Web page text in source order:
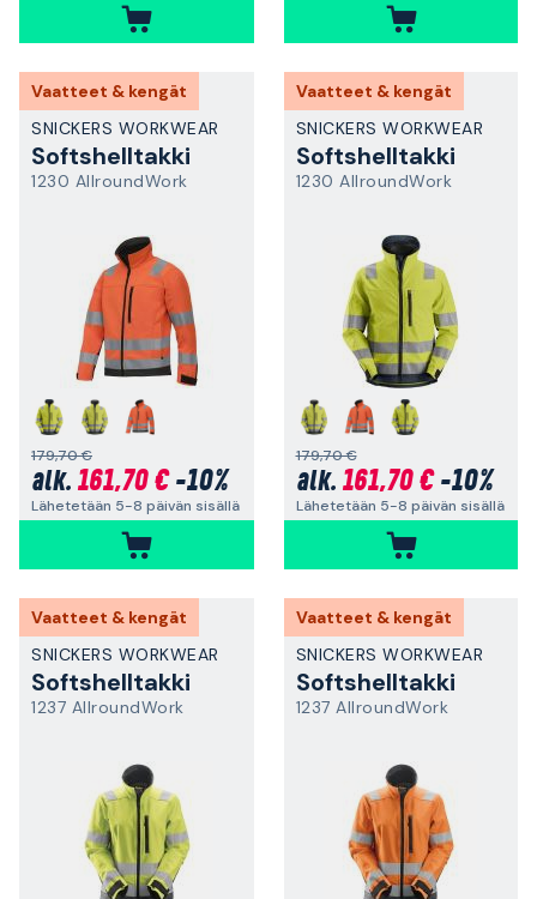
Vaatteet & kengät
SNICKERS WORKWEAR
Softshelltakki
1230 AllroundWork
179,70 €
alk. 161,70 €-10%
Lähetetään 5-8 päivän sisällä
Vaatteet & kengät
SNICKERS WORKWEAR
Softshelltakki
1230 AllroundWork
179,70 €
alk. 161,70 €-10%
Lähetetään 5-8 päivän sisällä
Vaatteet & kengät
SNICKERS WORKWEAR
Softshelltakki
1237 AllroundWork
Vaatteet & kengät
SNICKERS WORKWEAR
Softshelltakki
1237 AllroundWork